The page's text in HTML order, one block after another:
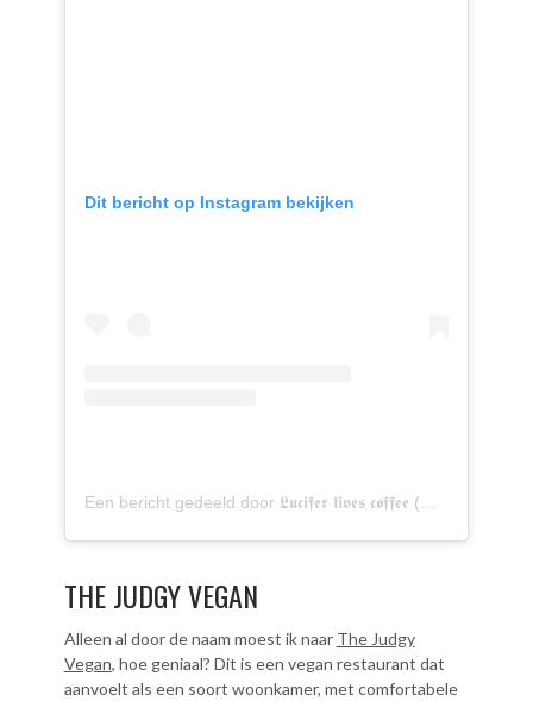
Dit bericht op Instagram bekijken
Een bericht gedeeld door 𝕷𝖚𝖈𝖎𝖋𝖊𝖗 𝖑𝖎𝖛𝖊𝖘 𝖈𝖔𝖋𝖋𝖊𝖊 (@luciferlivescoffee)
THE JUDGY VEGAN
Alleen al door de naam moest ik naar The Judgy
Vegan, hoe geniaal? Dit is een vegan restaurant dat
aanvoelt als een soort woonkamer, met comfortabele